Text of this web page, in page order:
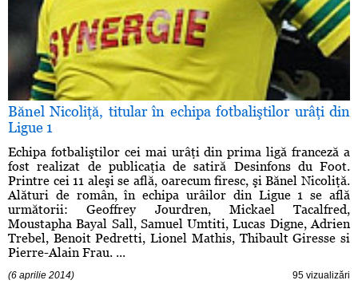
Bănel Nicoliţă, titular în echipa fotbaliştilor urâţi din
Ligue 1
Echipa fotbaliştilor cei mai urâţi din prima ligă franceză a
fost realizat de publicaţia de satiră Desinfons du Foot.
Printre cei 11 aleşi se află, oarecum firesc, şi Bănel Nicoliţă.
Alături de român, în echipa urâilor din Ligue 1 se află
următorii: Geoffrey Jourdren, Mickael Tacalfred,
Moustapha Bayal Sall, Samuel Umtiti, Lucas Digne, Adrien
Trebel, Benoit Pedretti, Lionel Mathis, Thibault Giresse si
Pierre-Alain Frau. ...
(6 aprilie 2014) 95 vizualizări